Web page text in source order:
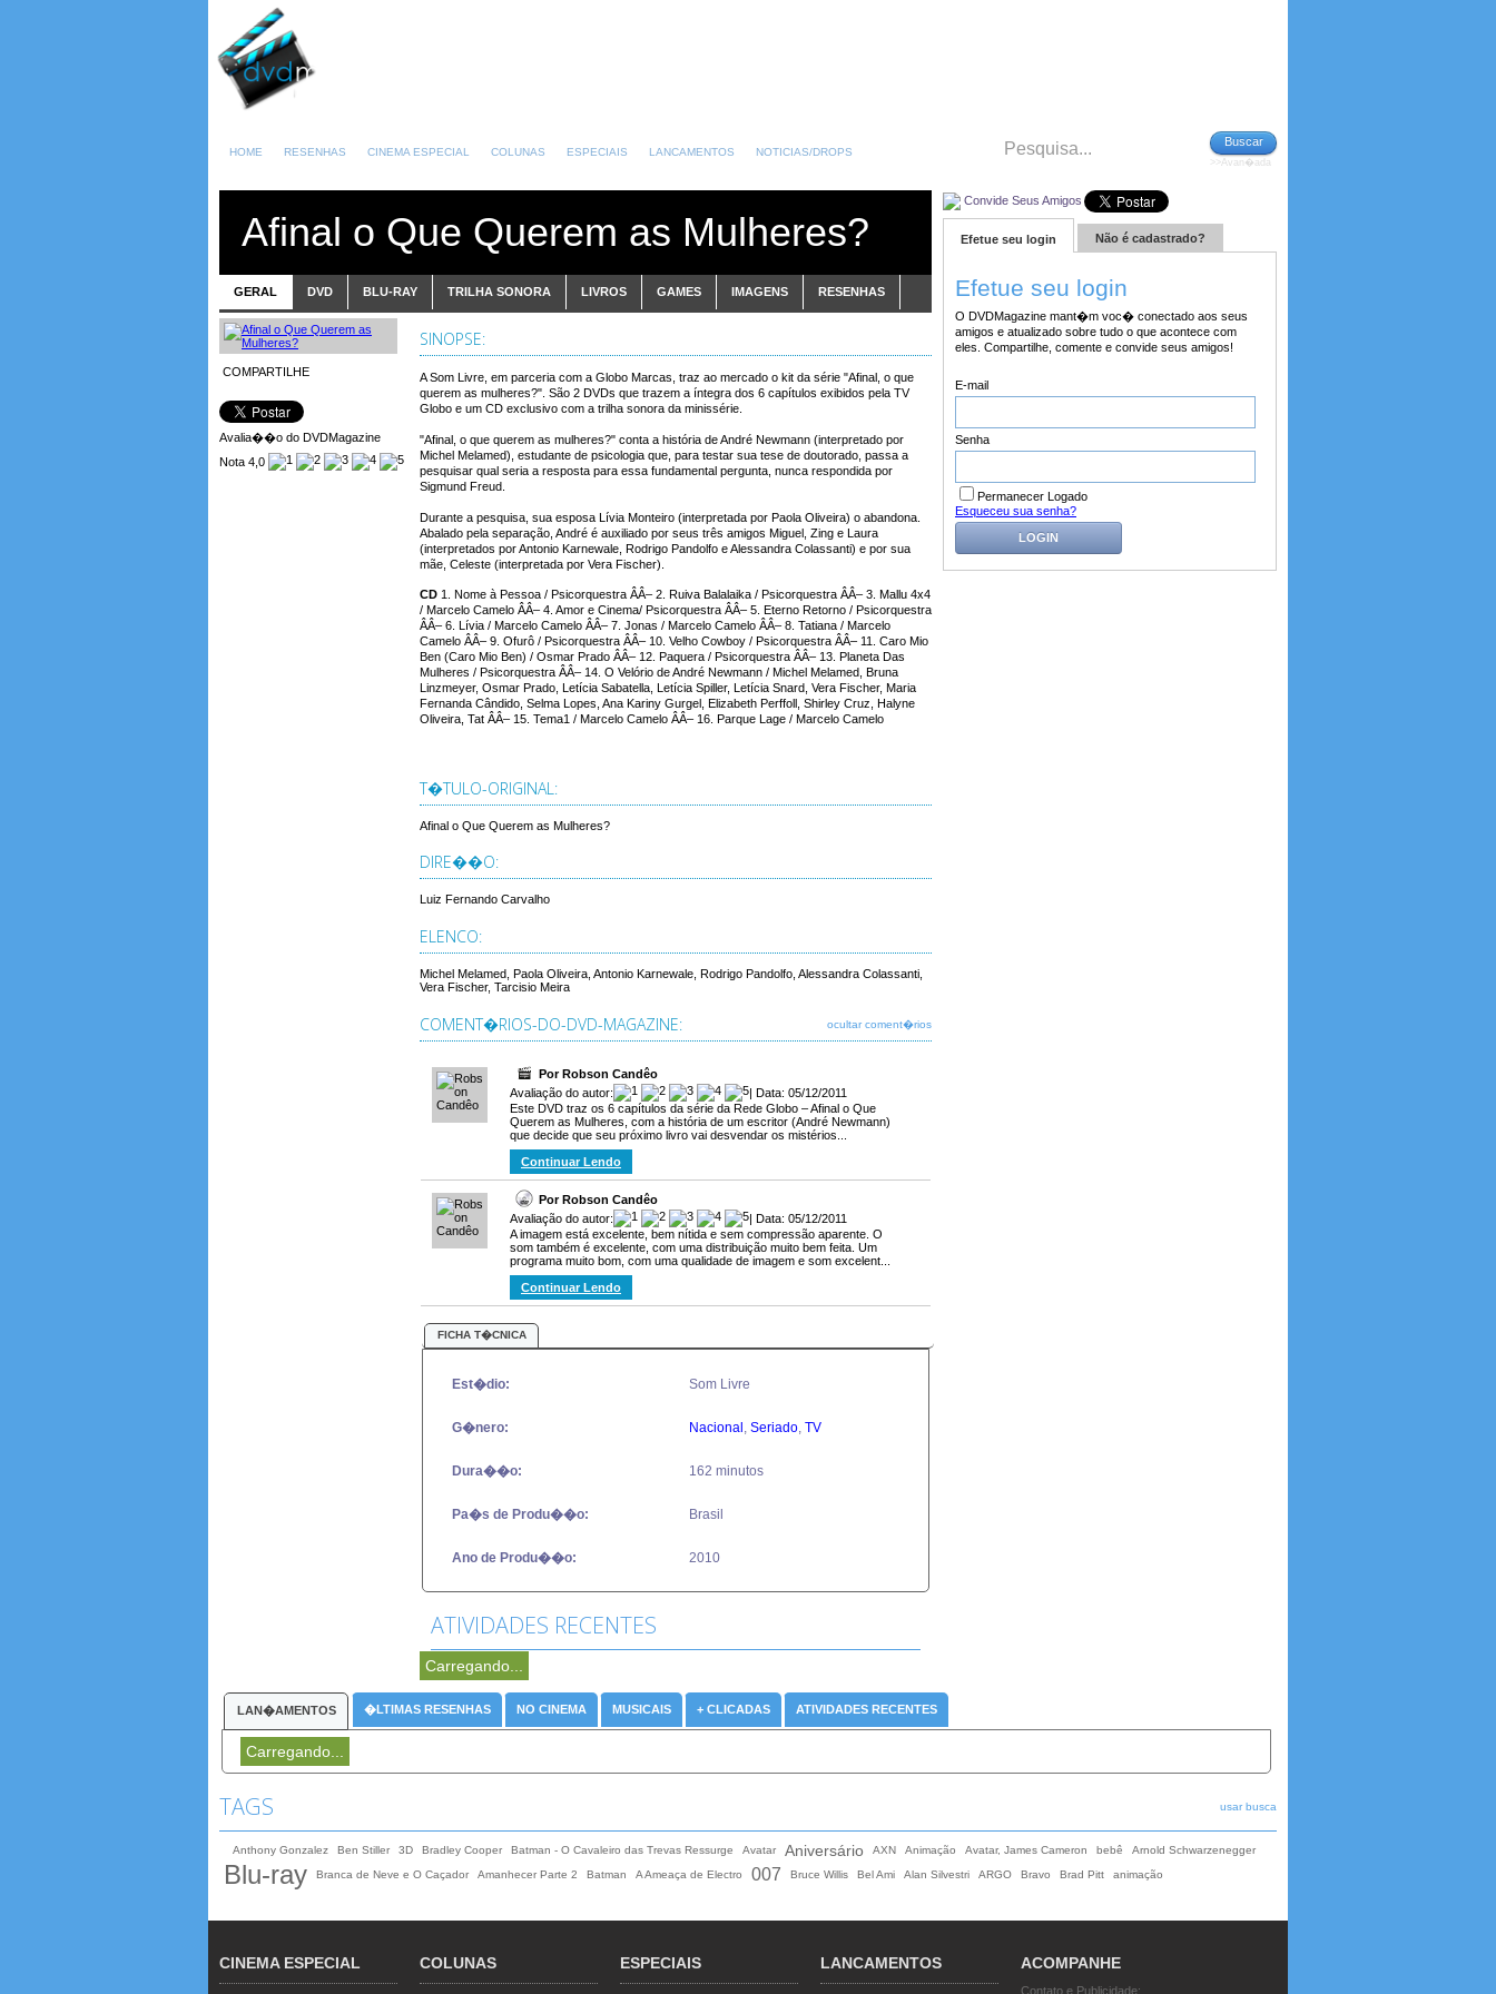
HOME RESENHAS CINEMA ESPECIAL COLUNAS ESPECIAIS LANCAMENTOS NOTICIAS/DROPS
Buscar
>>Avan�ada
Afinal o Que Querem as Mulheres?
GERAL DVD BLU-RAY TRILHA SONORA LIVROS GAMES IMAGENS RESENHAS
COMPARTILHE
Avalia��o do DVDMagazine
Nota 4,0
SINOPSE:
A Som Livre, em parceria com a Globo Marcas, traz ao mercado o kit da série "Afinal, o que
querem as mulheres?". São 2 DVDs que trazem a íntegra dos 6 capítulos exibidos pela TV
Globo e um CD exclusivo com a trilha sonora da minissérie.
"Afinal, o que querem as mulheres?" conta a história de André Newmann (interpretado por
Michel Melamed), estudante de psicologia que, para testar sua tese de doutorado, passa a
pesquisar qual seria a resposta para essa fundamental pergunta, nunca respondida por
Sigmund Freud.
Durante a pesquisa, sua esposa Lívia Monteiro (interpretada por Paola Oliveira) o abandona.
Abalado pela separação, André é auxiliado por seus três amigos Miguel, Zing e Laura
(interpretados por Antonio Karnewale, Rodrigo Pandolfo e Alessandra Colassanti) e por sua
mãe, Celeste (interpretada por Vera Fischer).
CD 1. Nome à Pessoa / Psicorquestra ÂÂ– 2. Ruiva Balalaika / Psicorquestra ÂÂ– 3. Mallu 4x4
/ Marcelo Camelo ÂÂ– 4. Amor e Cinema/ Psicorquestra ÂÂ– 5. Eterno Retorno / Psicorquestra
ÂÂ– 6. Lívia / Marcelo Camelo ÂÂ– 7. Jonas / Marcelo Camelo ÂÂ– 8. Tatiana / Marcelo
Camelo ÂÂ– 9. Ofurô / Psicorquestra ÂÂ– 10. Velho Cowboy / Psicorquestra ÂÂ– 11. Caro Mio
Ben (Caro Mio Ben) / Osmar Prado ÂÂ– 12. Paquera / Psicorquestra ÂÂ– 13. Planeta Das
Mulheres / Psicorquestra ÂÂ– 14. O Velório de André Newmann / Michel Melamed, Bruna
Linzmeyer, Osmar Prado, Letícia Sabatella, Letícia Spiller, Letícia Snard, Vera Fischer, Maria
Fernanda Cândido, Selma Lopes, Ana Kariny Gurgel, Elizabeth Perffoll, Shirley Cruz, Halyne
Oliveira, Tat ÂÂ– 15. Tema1 / Marcelo Camelo ÂÂ– 16. Parque Lage / Marcelo Camelo
T�TULO-ORIGINAL:
Afinal o Que Querem as Mulheres?
DIRE��O:
Luiz Fernando Carvalho
ELENCO:
Michel Melamed, Paola Oliveira, Antonio Karnewale, Rodrigo Pandolfo, Alessandra Colassanti,
Vera Fischer, Tarcisio Meira
COMENT�RIOS-DO-DVD-MAGAZINE: ocultar coment�rios
Por Robson Candêo
Avaliação do autor:
| Data: 05/12/2011
Este DVD traz os 6 capítulos da série da Rede Globo – Afinal o Que
Querem as Mulheres, com a história de um escritor (André Newmann)
que decide que seu próximo livro vai desvendar os mistérios...
Continuar Lendo
Por Robson Candêo
Avaliação do autor:
| Data: 05/12/2011
A imagem está excelente, bem nítida e sem compressão aparente. O
som também é excelente, com uma distribuição muito bem feita. Um
programa muito bom, com uma qualidade de imagem e som excelent...
Continuar Lendo
FICHA T�CNICA
Est�dio: Som Livre
G�nero: Nacional , Seriado, TV
Dura��o: 162 minutos
Pa�s de Produ��o: Brasil
Ano de Produ��o: 2010
ATIVIDADES RECENTES
Carregando...
Convide Seus Amigos
Efetue seu login Não é cadastrado?
Efetue seu login
O DVDMagazine mant�m voc� conectado aos seus
amigos e atualizado sobre tudo o que acontece com
eles. Compartilhe, comente e convide seus amigos!
E-mail
Senha
Permanecer Logado
Esqueceu sua senha?
LOGIN
LAN�AMENTOS �LTIMAS RESENHAS NO CINEMA MUSICAIS + CLICADAS ATIVIDADES RECENTES
Carregando...
TAGS usar busca
Anthony Gonzalez Ben Stiller 3D Bradley Cooper Batman - O Cavaleiro das Trevas Ressurge Avatar Aniversário AXN Animação Avatar, James Cameron bebê Arnold Schwarzenegger
Blu-ray Branca de Neve e O Caçador Amanhecer Parte 2 Batman A Ameaça de Electro 007 Bruce Willis Bel Ami Alan Silvestri ARGO Bravo Brad Pitt animação
CINEMA ESPECIAL COLUNAS ESPECIAIS LANCAMENTOS ACOMPANHE
Contato e Publicidade: